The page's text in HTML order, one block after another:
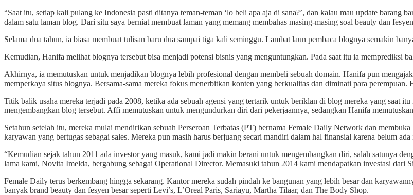
“Saat itu, setiap kali pulang ke Indonesia pasti ditanya teman-teman ‘lo beli apa aja di sana?’, dan kalau mau update barang
dalam satu laman blog. Dari situ saya berniat membuat laman yang memang membahas masing-masing soal beauty dan
Selama dua tahun, ia biasa membuat tulisan baru dua sampai tiga kali seminggu. Lambat laun pembaca blognya semakin
Kemudian, Hanifa melihat blognya tersebut bisa menjadi potensi bisnis yang menguntungkan. Pada saat itu ia memprediksi
Akhirnya, ia memutuskan untuk menjadikan blognya lebih profesional dengan membeli sebuah domain. Hanifa pun
memperkaya situs blognya. Bersama-sama mereka fokus menerbitkan konten yang berkualitas dan diminati para
Titik balik usaha mereka terjadi pada 2008, ketika ada sebuah agensi yang tertarik untuk beriklan di blog mereka yang saat
mengembangkan blog tersebut. Affi memutuskan untuk mengundurkan diri dari pekerjaannya, sedangkan Hanifa
Setahun setelah itu, mereka mulai mendirikan sebuah Perseroan Terbatas (PT) bernama Female Daily Network dan
karyawan yang bertugas sebagai sales. Mereka pun masih harus berjuang secari mandiri dalam hal finansial karena belum ada
“Kemudian sejak tahun 2011 ada investor yang masuk, kami jadi makin berani untuk mengembangkan diri, salah satunya
lama kami, Novita Imelda, bergabung sebagai Operational Director. Memasuki tahun 2014 kami mendapatkan investasi dari
Female Daily terus berkembang hingga sekarang. Kantor mereka sudah pindah ke bangunan yang lebih besar dan
banyak brand beauty dan fesyen besar seperti Levi’s, L’Oreal Paris, Sariayu, Martha Tilaar, dan The Body Shop.